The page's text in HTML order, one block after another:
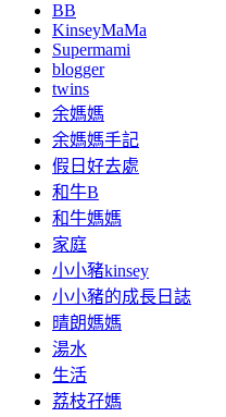
BB
KinseyMaMa
Supermami
blogger
twins
余媽媽
余媽媽手記
假日好去處
和牛B
和牛媽媽
家庭
小小豬kinsey
小小豬的成長日誌
晴朗媽媽
湯水
生活
荔枝孖媽